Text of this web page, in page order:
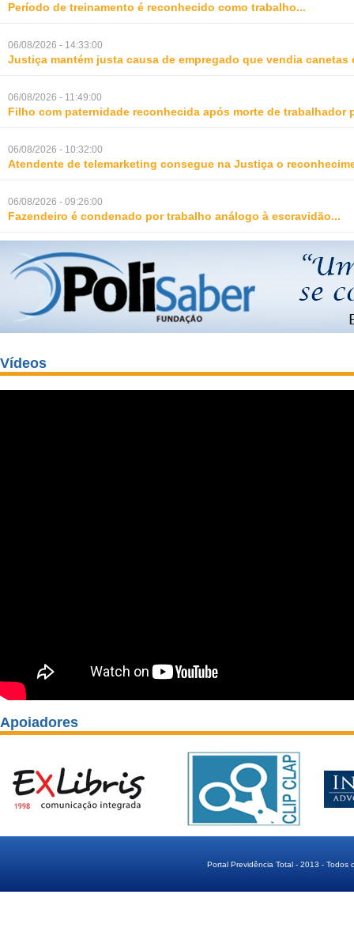
Período de treinamento é reconhecido como trabalho...
06/08/2026 - 14:33:00
Justiça mantém justa causa de empregado que vendia canetas
06/08/2026 - 11:49:00
Filho com paternidade reconhecida após morte de trabalhador
06/08/2026 - 10:32:00
Atendente de telemarketing consegue na Justiça o
06/08/2026 - 09:26:00
Fazendeiro é condenado por trabalho análogo à escravidão...
Vídeos
Apoiadores
Portal Previdência Total - 2013 - Todos